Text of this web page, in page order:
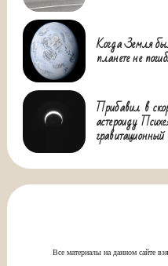
Когда Земля
планете не
Прибавил в
астероиду
Все материалы на данном сайте